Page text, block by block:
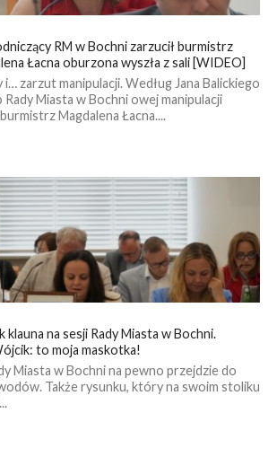
RM w Bochni zarzucił burmistrz
Łacna oburzona wyszła z sali [WIDEO]
i… zarzut manipulacji. Według Jana Balickiego
Miasta w Bochni owej manipulacji
Magdalena Łacna....
klauna na sesji Rady Miasta w Bochni.
to moja maskotka!
Miasta w Bochni na pewno przejdzie do
Także rysunku, który na swoim stoliku